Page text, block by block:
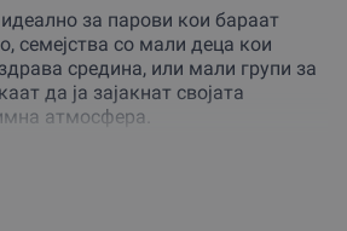
за парови кои бараат
семејства со мали деца кои
средина, или мали групи за
да ја зајакнат својата
атмосфера.
збор за роденден,